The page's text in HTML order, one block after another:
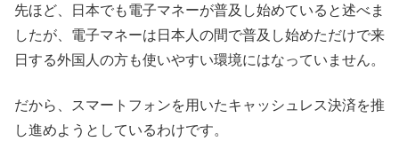
先ほど、日本でも電子マネーが普及し始めていると述べま
したが、電子マネーは日本人の間で普及し始めただけで来
日する外国人の方も使いやすい環境にはなっていません。
だから、スマートフォンを用いたキャッシュレス決済を推
し進めようとしているわけです。